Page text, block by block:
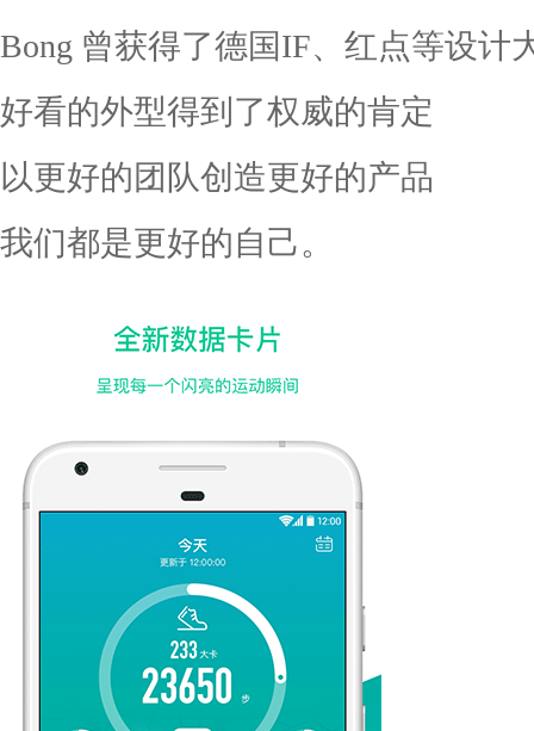
Bong 曾获得了德国IF、红点等设计
好看的外型得到了权威的肯定
以更好的团队创造更好的产品
我们都是更好的自己。